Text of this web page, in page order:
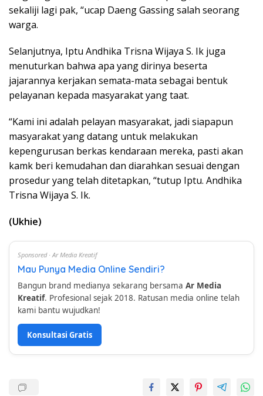
sekaliji lagi pak, “ucap Daeng Gassing salah seorang
warga.
Selanjutnya, Iptu Andhika Trisna Wijaya S. Ik juga
menuturkan bahwa apa yang dirinya beserta
jajarannya kerjakan semata-mata sebagai bentuk
pelayanan kepada masyarakat yang taat.
“Kami ini adalah pelayan masyarakat, jadi siapapun
masyarakat yang datang untuk melakukan
kepengurusan berkas kendaraan mereka, pasti akan
kamk beri kemudahan dan diarahkan sesuai dengan
prosedur yang telah ditetapkan, “tutup Iptu. Andhika
Trisna Wijaya S. Ik.
(Ukhie)
Sponsored · Ar Media Kreatif
Mau Punya Media Online Sendiri?
Bangun brand medianya sekarang bersama Ar Media
Kreatif. Profesional sejak 2018. Ratusan media online telah
kami bantu wujudkan!
Konsultasi Gratis